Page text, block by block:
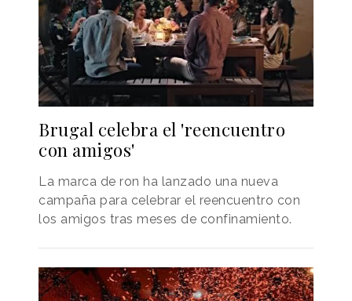
Brugal celebra el 'reencuentro
con amigos'
La marca de ron ha lanzado una nueva
campaña para celebrar el reencuentro con
los amigos tras meses de confinamiento.